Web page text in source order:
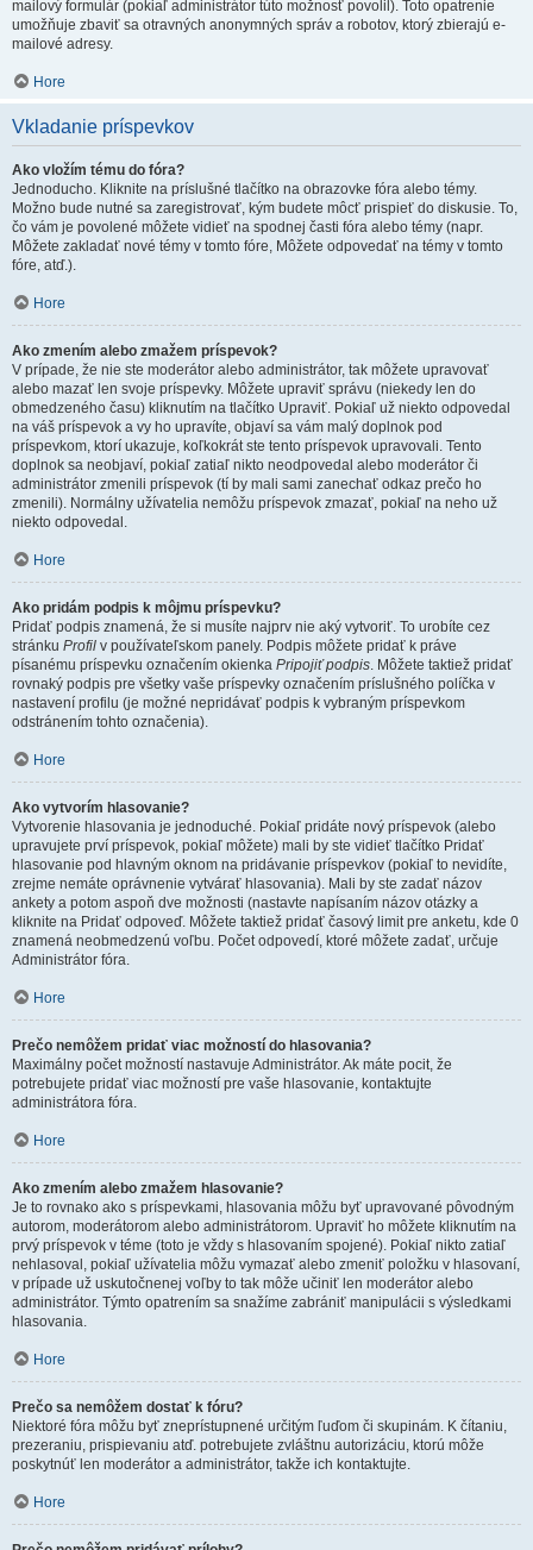
mailový formulár (pokiaľ administrátor túto možnosť povolil). Toto opatrenie
umožňuje zbaviť sa otravných anonymných správ a robotov, ktorý zbierajú e-
mailové adresy.
Hore
Vkladanie príspevkov
Ako vložím tému do fóra?
Jednoducho. Kliknite na príslušné tlačítko na obrazovke fóra alebo témy.
Možno bude nutné sa zaregistrovať, kým budete môcť prispieť do diskusie. To,
čo vám je povolené môžete vidieť na spodnej časti fóra alebo témy (napr.
Môžete zakladať nové témy v tomto fóre, Môžete odpovedať na témy v tomto
fóre, atď.).
Hore
Ako zmením alebo zmažem príspevok?
V prípade, že nie ste moderátor alebo administrátor, tak môžete upravovať
alebo mazať len svoje príspevky. Môžete upraviť správu (niekedy len do
obmedzeného času) kliknutím na tlačítko Upraviť. Pokiaľ už niekto odpovedal
na váš príspevok a vy ho upravíte, objaví sa vám malý doplnok pod
príspevkom, ktorí ukazuje, koľkokrát ste tento príspevok upravovali. Tento
doplnok sa neobjaví, pokiaľ zatiaľ nikto neodpovedal alebo moderátor či
administrátor zmenili príspevok (tí by mali sami zanechať odkaz prečo ho
zmenili). Normálny užívatelia nemôžu príspevok zmazať, pokiaľ na neho už
niekto odpovedal.
Hore
Ako pridám podpis k môjmu príspevku?
Pridať podpis znamená, že si musíte najprv nie aký vytvoriť. To urobíte cez
stránku Profil v používateľskom panely. Podpis môžete pridať k práve
písanému príspevku označením okienka Pripojiť podpis. Môžete taktiež pridať
rovnaký podpis pre všetky vaše príspevky označením príslušného políčka v
nastavení profilu (je možné nepridávať podpis k vybraným príspevkom
odstránením tohto označenia).
Hore
Ako vytvorím hlasovanie?
Vytvorenie hlasovania je jednoduché. Pokiaľ pridáte nový príspevok (alebo
upravujete prví príspevok, pokiaľ môžete) mali by ste vidieť tlačítko Pridať
hlasovanie pod hlavným oknom na pridávanie príspevkov (pokiaľ to nevidíte,
zrejme nemáte oprávnenie vytvárať hlasovania). Mali by ste zadať názov
ankety a potom aspoň dve možnosti (nastavte napísaním názov otázky a
kliknite na Pridať odpoveď. Môžete taktiež pridať časový limit pre anketu, kde 0
znamená neobmedzenú voľbu. Počet odpovedí, ktoré môžete zadať, určuje
Administrátor fóra.
Hore
Prečo nemôžem pridať viac možností do hlasovania?
Maximálny počet možností nastavuje Administrátor. Ak máte pocit, že
potrebujete pridať viac možností pre vaše hlasovanie, kontaktujte
administrátora fóra.
Hore
Ako zmením alebo zmažem hlasovanie?
Je to rovnako ako s príspevkami, hlasovania môžu byť upravované pôvodným
autorom, moderátorom alebo administrátorom. Upraviť ho môžete kliknutím na
prvý príspevok v téme (toto je vždy s hlasovaním spojené). Pokiaľ nikto zatiaľ
nehlasoval, pokiaľ užívatelia môžu vymazať alebo zmeniť položku v hlasovaní,
v prípade už uskutočnenej voľby to tak môže učiniť len moderátor alebo
administrátor. Týmto opatrením sa snažíme zabrániť manipulácii s výsledkami
hlasovania.
Hore
Prečo sa nemôžem dostať k fóru?
Niektoré fóra môžu byť zneprístupnené určitým ľuďom či skupinám. K čítaniu,
prezeraniu, prispievaniu atď. potrebujete zvláštnu autorizáciu, ktorú môže
poskytnúť len moderátor a administrátor, takže ich kontaktujte.
Hore